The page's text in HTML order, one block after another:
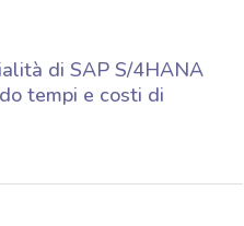
di SAP S/4HANA
tempi e costi di